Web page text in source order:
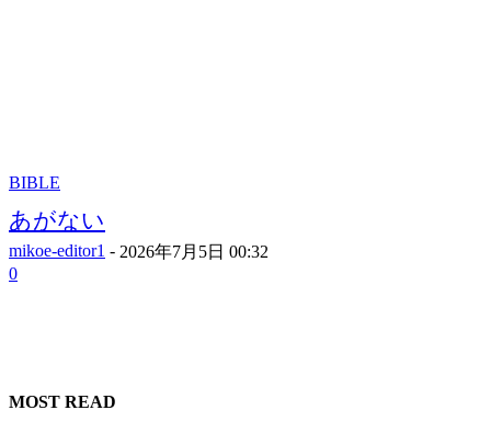
BIBLE
あがない
mikoe-editor1 - 2026年7月5日 00:32
0
MOST READ